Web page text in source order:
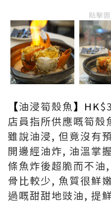
點擊
【油浸筍殼魚】 HK
店員指所供應嘅筍殼
雖說油浸, 但竟沒有
開邊經油炸, 油溫掌
條魚炸後超脆而不
骨比較少, 魚質很鮮
過嘅甜甜地豉油, 提